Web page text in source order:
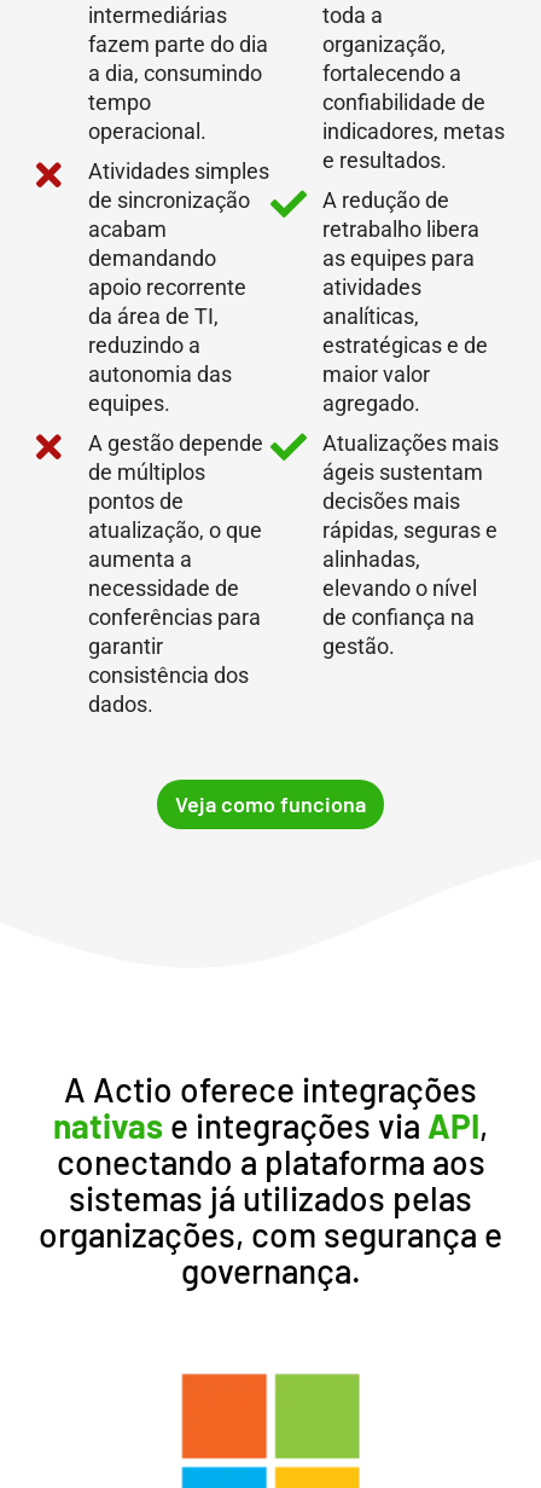
intermediárias
fazem parte do dia
a dia, consumindo
tempo
operacional.
Atividades simples
de sincronização
acabam
demandando
apoio recorrente
da área de TI,
reduzindo a
autonomia das
equipes.
A gestão depende
de múltiplos
pontos de
atualização, o que
aumenta a
necessidade de
conferências para
garantir
consistência dos
dados.
toda a
organização,
fortalecendo a
confiabilidade de
indicadores, metas
e resultados.
A redução de
retrabalho libera
as equipes para
atividades
analíticas,
estratégicas e de
maior valor
agregado.
Atualizações mais
ágeis sustentam
decisões mais
rápidas, seguras e
alinhadas,
elevando o nível
de confiança na
gestão.
Veja como funciona
A Actio oferece integrações
nativas e integrações via API,
conectando a plataforma aos
sistemas já utilizados pelas
organizações, com segurança e
governança.